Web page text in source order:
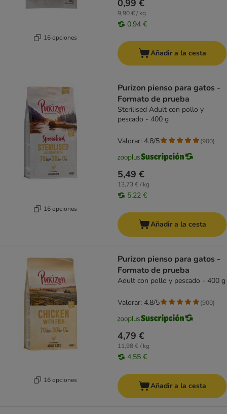
16 opciones
0,99 €
9,90 € / kg
0,94 €
Añadir a la cesta
16 opciones
Purizon pienso para gatos -
Formato de prueba
Sterilised Adult con pollo y
pescado - 400 g
5,49 €
13,73 € / kg
5,22 €
Valorar: 4.8/5 (900)
Añadir a la cesta
16 opciones
Purizon pienso para gatos -
Formato de prueba
Adult con pollo y pescado - 400 g
4,79 €
11,98 € / kg
4,55 €
Valorar: 4.8/5 (900)
Añadir a la cesta